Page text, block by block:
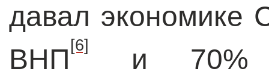
давал экономике
ВНП [6]
и 70%